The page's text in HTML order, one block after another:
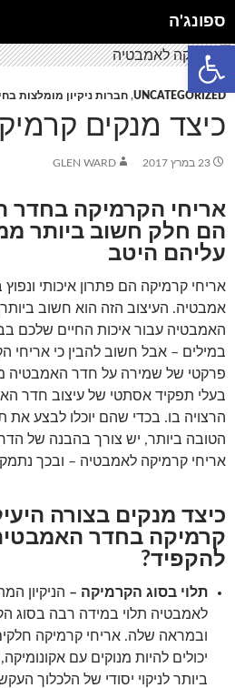
פתח סרגל נגישות
ספונג'ה
UNCATEGORIZED
, חברות ניקיון מומלצות
כיצד מנקים
23 במרץ 2017 GLEN WARD
אריחי הקרמיקה בחדר
הם חלק חשוב ביותר
עליהם היטב
אריחי קרמיקה הם פתרון איכותי
אמבטיה. העיצוב הזה הוא חשוב
האמבטיה עבור איכות החיים שלכם
במילים – אבל חשוב להבין כי אריחי
פרקטי של שמירה על חדר האמבטיה
בעלי תפקיד אסתטי של עיצוב חדר
הרצויה בו. בכדי שהם יוכלו לבצע את
הטובה ביותר, יש צורך בהבנה של
אריחי קרמיקה לאמבטיה – ובכך
כיצד מנקים בצורה
קרמיקה בחדר
להקפיד?
תלוי בסוג הקרמיקה – הניקיון
לאמבטיה תלוי במידה רבה בסוג
ובמראה שלה. אריחי קרמיקה
יכולים להיות מנוקים עם
ביותר לניקוי יסודי של הלכלוך